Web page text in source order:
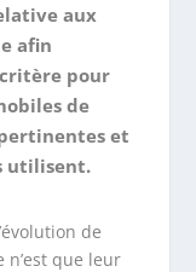
aux
afin
pour
de
et
utilisent.
de
n’est que leur